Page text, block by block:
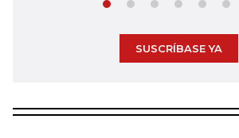
SUSCRÍBASE YA